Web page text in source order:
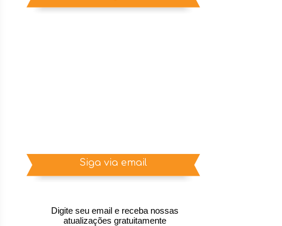
Siga via email
Digite seu email e receba nossas
atualizações gratuitamente